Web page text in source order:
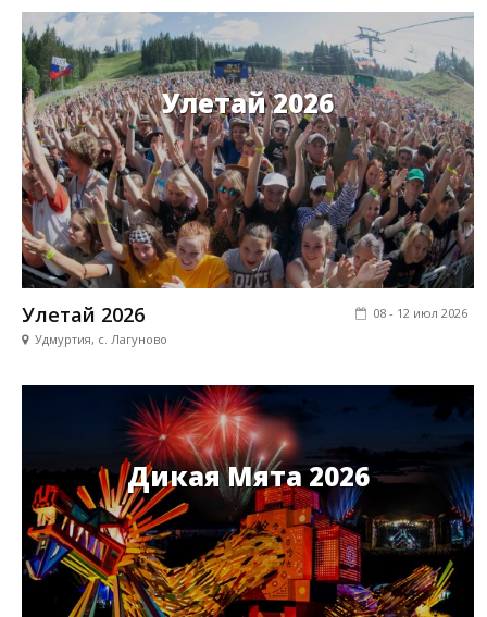
Улетай 2026
Улетай 2026
Удмуртия, с. Лагуново
08 - 12 июл 2026
Дикая Мята 2026